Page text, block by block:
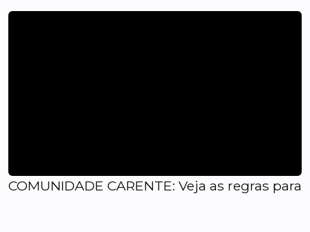
COMUNIDADE CARENTE: Veja as regras